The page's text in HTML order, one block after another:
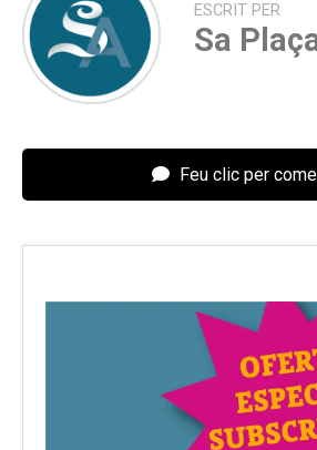
ESCRIT PER
Sa
Feu clic per